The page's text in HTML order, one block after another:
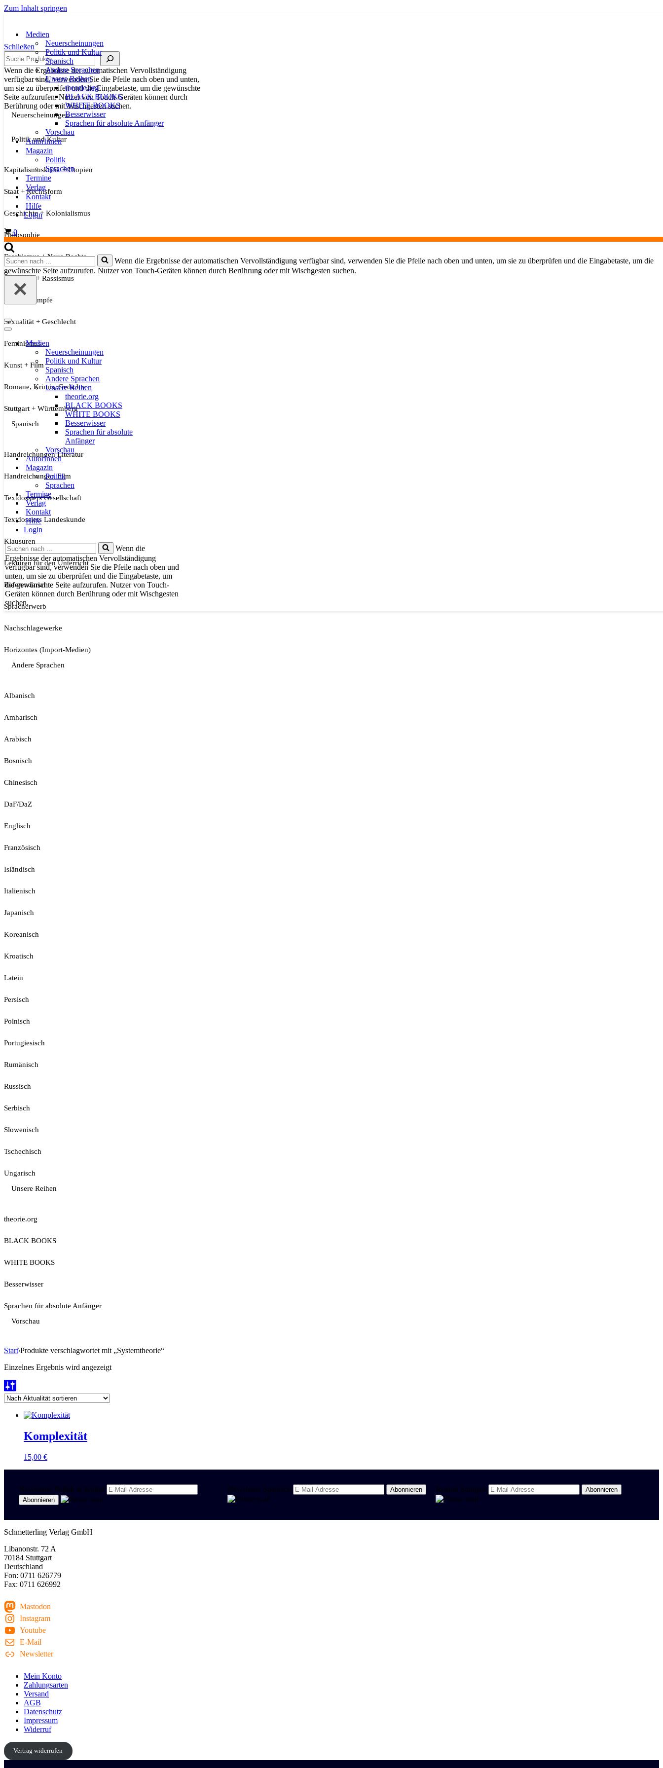
Zum Inhalt springen
Medien
Neuerscheinungen
Politik und Kultur
Spanisch
Andere Sprachen
Unsere Reihen
theorie.org
BLACK BOOKS
WHITE BOOKS
Besserwisser
Sprachen für absolute Anfänger
Vorschau
AutorInnen
Magazin
Politik
Sprachen
Termine
Verlag
Kontakt
Hilfe
Login
Warenkorb
0
Suchen
nach …
Wenn die Ergebnisse der automatischen Vervollständigung verfügbar sind, verwenden Sie die Pfeile nach oben und unten, um sie zu überprüfen und die Eingabetaste, um die
gewünschte Seite aufzurufen. Nutzer von Touch-Geräten können durch Berührung oder mit Wischgesten suchen.
Navigationsmenü
Navigationsmenü
Medien
Neuerscheinungen
Politik und Kultur
Spanisch
Andere Sprachen
Unsere Reihen
theorie.org
BLACK BOOKS
WHITE BOOKS
Besserwisser
Sprachen für absolute
Anfänger
Vorschau
AutorInnen
Magazin
Politik
Sprachen
Termine
Verlag
Kontakt
Hilfe
Login
Suchen
nach …
Wenn die
Ergebnisse der automatischen Vervollständigung
verfügbar sind, verwenden Sie die Pfeile nach oben und
unten, um sie zu überprüfen und die Eingabetaste, um
die gewünschte Seite aufzurufen. Nutzer von Touch-
Geräten können durch Berührung oder mit Wischgesten
suchen.
Schließen
Suche
Wenn die Ergebnisse der automatischen Vervollständigung
verfügbar sind, verwenden Sie die Pfeile nach oben und unten,
um sie zu überprüfen und die Eingabetaste, um die gewünschte
Seite aufzurufen. Nutzer von Touch-Geräten können durch
Berührung oder mit Wischgesten suchen.
Neuerscheinungen
Politik und Kultur
Kapitalismuskritik + Utopien
Staat + Rechtsform
Geschichte + Kolonialismus
Philosophie
Faschismus + Neue Rechte
Migration + Rassismus
Soziale Kämpfe
Sexualität + Geschlecht
Feminismus
Kunst + Film
Romane, Krimis, Gedichte
Stuttgart + Württemberg
Spanisch
Handreichungen Literatur
Handreichungen Film
Textdossiers Gesellschaft
Textdossiers Landeskunde
Klausuren
Lektüren für den Unterricht
Referendariat
Spracherwerb
Nachschlagewerke
Horizontes (Import-Medien)
Andere Sprachen
Albanisch
Amharisch
Arabisch
Bosnisch
Chinesisch
DaF/DaZ
Englisch
Französisch
Isländisch
Italienisch
Japanisch
Koreanisch
Kroatisch
Latein
Persisch
Polnisch
Portugiesisch
Rumänisch
Russisch
Serbisch
Slowenisch
Tschechisch
Ungarisch
Unsere Reihen
theorie.org
BLACK BOOKS
WHITE BOOKS
Besserwisser
Sprachen für absolute Anfänger
Vorschau
Start\Produkte verschlagwortet mit „Systemtheorie“
Einzelnes Ergebnis wird angezeigt
Komplexität
15,00 €
Newsletter Politik & Kultur Newsletter Spanisch Region Stuttgart
Schmetterling Verlag GmbH
Libanonstr. 72 A
70184 Stuttgart
Deutschland
Fon: 0711 626779
Fax: 0711 626992
Mastodon
Instagram
Youtube
E-Mail
Newsletter
Mein Konto
Zahlungsarten
Versand
AGB
Datenschutz
Impressum
Widerruf
Vertrag widerrufen